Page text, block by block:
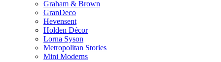
Graham & Brown
GranDeco
Hevensent
Holden Décor
Lorna Syson
Metropolitan Stories
Mini Moderns